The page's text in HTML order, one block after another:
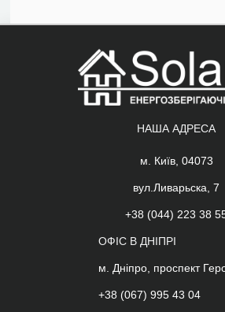
НАША АДРЕСА
м. Київ, 04073
вул.Ливарьска, 7
+38 (044) 223 38
ОФІС В ДНІПРІ
м. Дніпро, проспект
+38 (067) 995 43 04